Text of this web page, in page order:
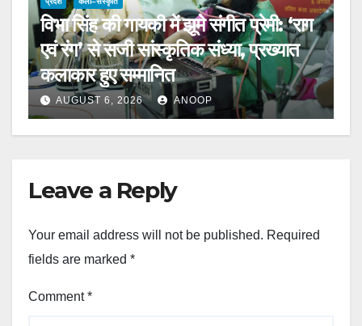
विभा सिंह की गायकी में झूमे संगीत प्रेमी: ‘राग
एवं रंग’ से सजी सांस्कृतिक संध्या, प्रख्यात
कलाकार हुए सम्मानित
AUGUST 6, 2026 ANOOP
Leave a Reply
Your email address will not be published. Required
fields are marked *
Comment*